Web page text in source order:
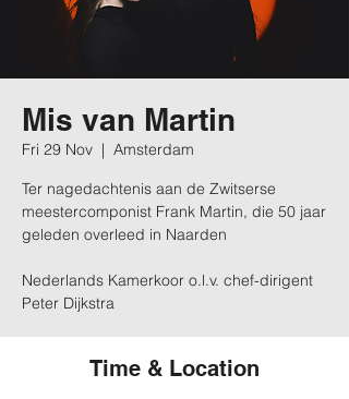
Mis van Martin
Fri 29 Nov
  |
Amsterdam
Ter nagedachtenis aan de Zwitserse
meestercomponist Frank Martin, die 50 jaar
geleden overleed in Naarden
Nederlands Kamerkoor o.l.v. chef-dirigent
Peter Dijkstra
Time & Location